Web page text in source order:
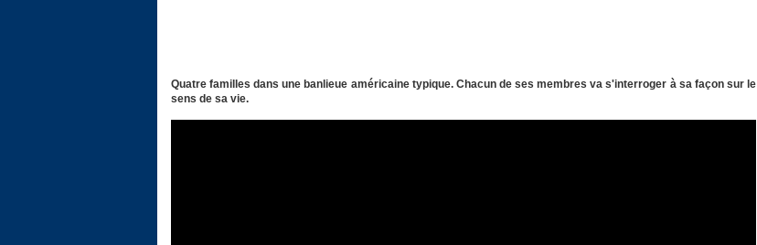
Quatre familles dans une banlieue américaine typique. Chacun de ses membres va s'interroger à sa façon sur le
sens de sa vie.